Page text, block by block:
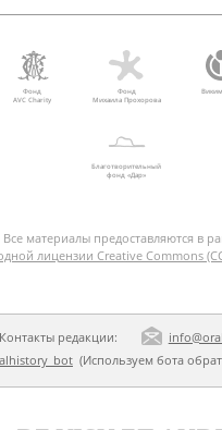
Фонд
AVC Charity
Фонд
Михаила Прохорова
Благотворительный
фонд «Дар»
Все материалы предоставляются в
лицензии Creative Commons
Контакты редакции:
(Используем бота